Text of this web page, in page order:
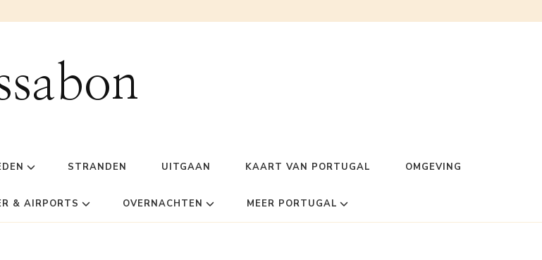
STRANDEN UITGAAN KAART VAN PORTUGAL OMGEVING
& AIRPORTS OVERNACHTEN MEER PORTUGAL